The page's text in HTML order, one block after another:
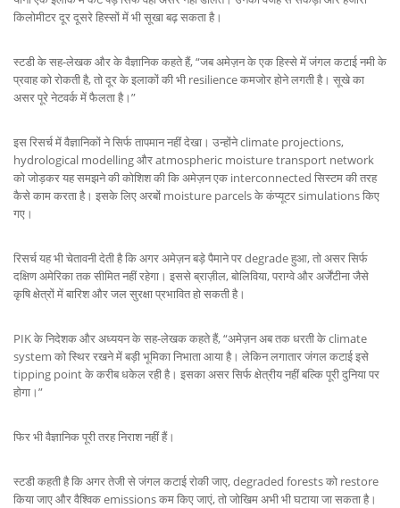
किलोमीटर दूर दूसरे हिस्सों में भी सूखा बढ़ सकता है।
स्टडी के सह-लेखक और के वैज्ञानिक कहते हैं, “जब अमेज़न के एक हिस्से में जंगल कटाई नमी के
प्रवाह को रोकती है, तो दूर के इलाकों की भी resilience कमजोर होने लगती है। सूखे का
असर पूरे नेटवर्क में फैलता है।”
इस रिसर्च में वैज्ञानिकों ने सिर्फ तापमान नहीं देखा। उन्होंने climate projections,
hydrological modelling और atmospheric moisture transport network
को जोड़कर यह समझने की कोशिश की कि अमेज़न एक interconnected सिस्टम की तरह
कैसे काम करता है। इसके लिए अरबों moisture parcels के कंप्यूटर simulations किए
गए।
रिसर्च यह भी चेतावनी देती है कि अगर अमेज़न बड़े पैमाने पर degrade हुआ, तो असर सिर्फ
दक्षिण अमेरिका तक सीमित नहीं रहेगा। इससे ब्राज़ील, बोलिविया, पराग्वे और अर्जेंटीना जैसे
कृषि क्षेत्रों में बारिश और जल सुरक्षा प्रभावित हो सकती है।
PIK के निदेशक और अध्ययन के सह-लेखक कहते हैं, “अमेज़न अब तक धरती के climate
system को स्थिर रखने में बड़ी भूमिका निभाता आया है। लेकिन लगातार जंगल कटाई इसे
tipping point के करीब धकेल रही है। इसका असर सिर्फ क्षेत्रीय नहीं बल्कि पूरी दुनिया पर
होगा।”
फिर भी वैज्ञानिक पूरी तरह निराश नहीं हैं।
स्टडी कहती है कि अगर तेजी से जंगल कटाई रोकी जाए, degraded forests को restore
किया जाए और वैश्विक emissions कम किए जाएं, तो जोखिम अभी भी घटाया जा सकता है।